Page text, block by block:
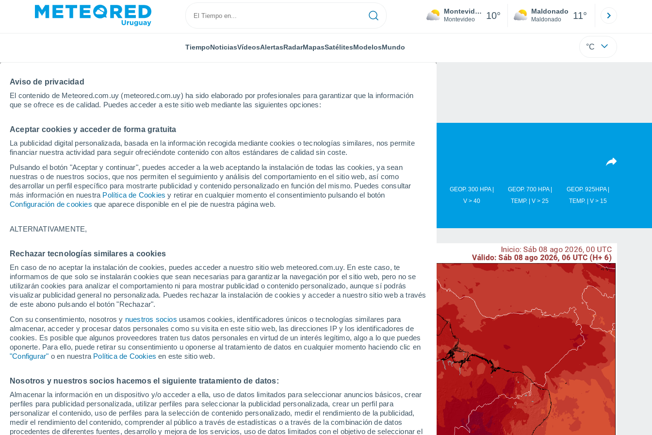
Aviso de privacidad
El contenido de Meteored.com.uy (meteored.com.uy) ha sido elaborado por profesionales para garantizar que la información
que se ofrece es de calidad. Puedes acceder a este sitio web mediante las siguientes opciones:
Aceptar cookies y acceder de forma gratuita
La publicidad digital personalizada, basada en la información recogida mediante cookies o tecnologías similares, nos permite
financiar nuestra actividad para seguir ofreciéndote contenido con altos estándares de calidad sin coste.
Pulsando el botón "Aceptar y continuar", puedes acceder a la web aceptando la instalación de todas las cookies, ya sean
nuestras o de nuestros socios, que nos permiten el seguimiento y análisis del comportamiento en el sitio web, así como
desarrollar un perfil específico para mostrarte publicidad y contenido personalizado en función del mismo. Puedes consultar
más información en nuestra Política de Cookies y retirar en cualquier momento el consentimiento pulsando el botón
Configuración de cookies que aparece disponible en el pie de nuestra página web.
ALTERNATIVAMENTE,
Rechazar tecnologías similares a cookies
En caso de no aceptar la instalación de cookies, puedes acceder a nuestro sitio web meteored.com.uy. En este caso, te
informamos de que solo se instalarán cookies que sean necesarias para garantizar la navegación por el sitio web, pero no se
utilizarán cookies para analizar el comportamiento ni para mostrar publicidad o contenido personalizado, aunque sí podrás
visualizar publicidad general no personalizada. Puedes rechazar la instalación de cookies y acceder a nuestro sitio web a través
de este abono pulsando el botón "Rechazar".
Con su consentimiento, nosotros y nuestros socios usamos cookies, identificadores únicos o tecnologías similares para
almacenar, acceder y procesar datos personales como su visita en este sitio web, las direcciones IP y los identificadores de
cookies. Es posible que algunos proveedores traten tus datos personales en virtud de un interés legítimo, algo a lo que puedes
oponerte. Para ello, puede retirar su consentimiento u oponerse al tratamiento de datos en cualquier momento haciendo clic en
"Configurar" o en nuestra Política de Cookies en este sitio web.
Nosotros y nuestros socios hacemos el siguiente tratamiento de datos:
Almacenar la información en un dispositivo y/o acceder a ella, uso de datos limitados para seleccionar anuncios básicos, crear
perfiles para publicidad personalizada, utilizar perfiles para seleccionar la publicidad personalizada, crear un perfil para
personalizar el contenido, uso de perfiles para la selección de contenido personalizado, medir el rendimiento de la publicidad,
medir el rendimiento del contenido, comprender al público a través de estadísticas o a través de la combinación de datos
procedentes de diferentes fuentes, desarrollo y mejora de los servicios, uso de datos limitados con el objetivo de seleccionar el
Montevideo
Montevideo 10° Maldonado
Maldonado 11°
TiempoNoticiasVídeosAlertasRadarMapasSatélitesModelosMundo °C
Inicio Modelos Modelos Uruguay - ECMWF América Sur - Lat(+10..-30)
Modelos de predicción numérica
PRES. | V > 10 |
NUB. | PREC. 6H |
PRECIPITACIÓN
ACUMULADA
NIEVE
ACUMULADA
TEMPERATURA
2M
GEOP. 850
GEOP. 500 HPA |
VIENTO 10M |
GEOP. 300 HPA |
V > 40
GEOP. 700 HPA |
TEMP. | V > 25
GEOP. 925HPA |
TEMP. | V > 15
Uruguay
ECMWF América Sur -
Lat(+10..-30)
ECMWF América Sur -
GFS América Sur -
Lat(+10..-30)
GFS América Sur -